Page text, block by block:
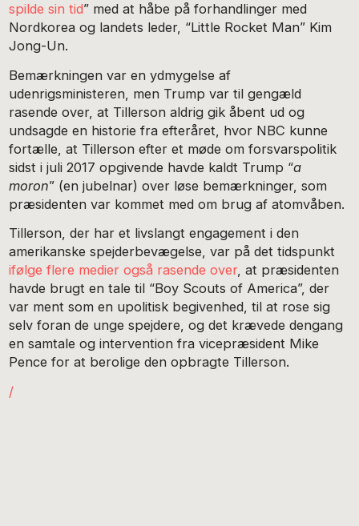
spilde sin tid” med at håbe på forhandlinger med
Nordkorea og landets leder, “Little Rocket Man” Kim
Jong-Un.
Bemærkningen var en ydmygelse af
udenrigsministeren, men Trump var til gengæld
rasende over, at Tillerson aldrig gik åbent ud og
undsagde en historie fra efteråret, hvor NBC kunne
fortælle, at Tillerson efter et møde om forsvarspolitik
sidst i juli 2017 opgivende havde kaldt Trump “a
moron” (en jubelnar) over løse bemærkninger, som
præsidenten var kommet med om brug af atomvåben.
Tillerson, der har et livslangt engagement i den
amerikanske spejderbevægelse, var på det tidspunkt
ifølge flere medier også rasende over, at præsidenten
havde brugt en tale til “Boy Scouts of America”, der
var ment som en upolitisk begivenhed, til at rose sig
selv foran de unge spejdere, og det krævede dengang
en samtale og intervention fra vicepræsident Mike
Pence for at berolige den opbragte Tillerson.
/